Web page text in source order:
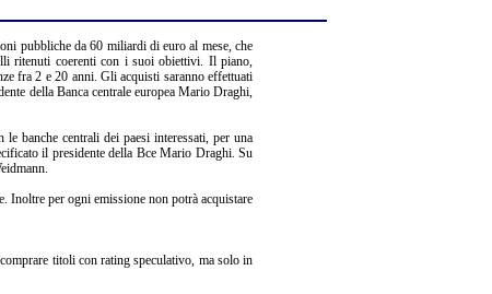
pubbliche da 60 miliardi di euro al mese, che
ritenuti coerenti con i suoi obiettivi. Il piano,
fra 2 e 20 anni. Gli acquisti saranno effettuati
della Banca centrale europea Mario Draghi,
banche centrali dei paesi interessati, per una
il presidente della Bce Mario Draghi. Su
Inoltre per ogni emissione non potrà acquistare
titoli con rating speculativo, ma solo in